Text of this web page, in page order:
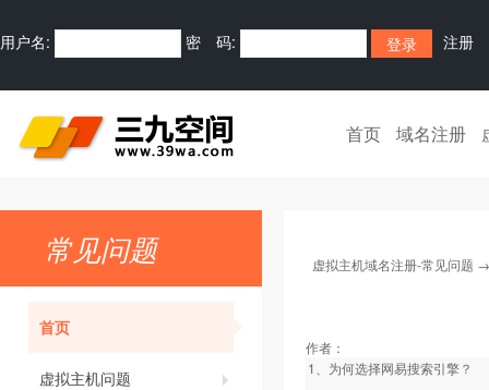
用户名: 密 码: 注册
首页 域名注册
常见问题
首页
虚拟主机问题
虚拟主机域名注册-常见问题
作者：
1、为何选择网易搜索引擎？